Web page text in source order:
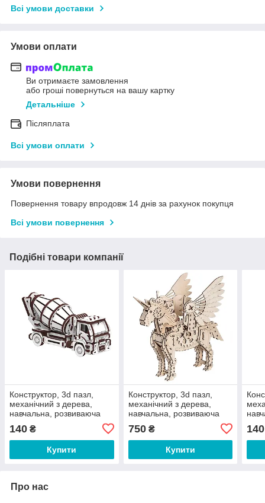
Всі умови доставки
Умови оплати
Ви отримаєте замовлення
або гроші повернуться на вашу картку
Детальніше
Післяплата
Всі умови оплати
Умови повернення
Повернення товару впродовж 14 днів за рахунок покупця
Всі умови повернення
Подібні товари компанії
Конструктор, 3d пазл,
механічний з дерева,
навчальна, розвиваюча
Бетонозмішувач
140 ₴
Купити
Конструктор, 3d пазл,
механічний з дерева,
навчальна, розвиваюча
750₴
Купити
140
Про нас